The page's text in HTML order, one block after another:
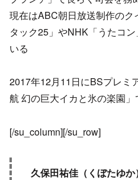
現在はABC朝日放送制作の
タック25」やNHK「うたコ
いる
2017年12月11日にBSプレミ
航 幻の巨大イカと氷の楽園
[/su_column][/su_row]
久保田祐佳（くぼたゆか